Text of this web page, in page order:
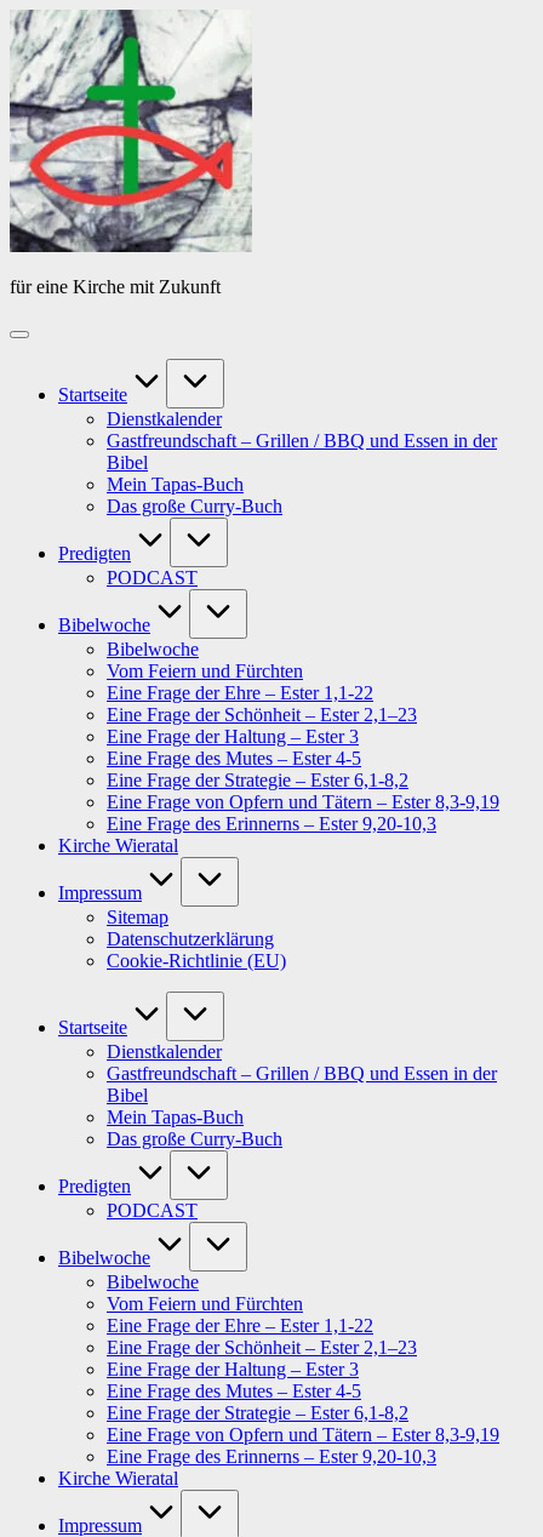
Skip
to
content
von
PfarrerB
für eine Kirche mit Zukunft
Startseite
Dienstkalender
Gastfreundschaft – Grillen / BBQ und Essen in der
Bibel
Mein Tapas-Buch
Das große Curry-Buch
Predigten
PODCAST
Bibelwoche
Bibelwoche
Vom Feiern und Fürchten
Eine Frage der Ehre – Ester 1,1-22
Eine Frage der Schönheit – Ester 2,1–23
Eine Frage der Haltung – Ester 3
Eine Frage des Mutes – Ester 4-5
Eine Frage der Strategie – Ester 6,1-8,2
Eine Frage von Opfern und Tätern – Ester 8,3-9,19
Eine Frage des Erinnerns – Ester 9,20-10,3
Kirche Wieratal
Impressum
Sitemap
Datenschutzerklärung
Cookie-Richtlinie (EU)
Startseite
Dienstkalender
Gastfreundschaft – Grillen / BBQ und Essen in der
Bibel
Mein Tapas-Buch
Das große Curry-Buch
Predigten
PODCAST
Bibelwoche
Bibelwoche
Vom Feiern und Fürchten
Eine Frage der Ehre – Ester 1,1-22
Eine Frage der Schönheit – Ester 2,1–23
Eine Frage der Haltung – Ester 3
Eine Frage des Mutes – Ester 4-5
Eine Frage der Strategie – Ester 6,1-8,2
Eine Frage von Opfern und Tätern – Ester 8,3-9,19
Eine Frage des Erinnerns – Ester 9,20-10,3
Kirche Wieratal
Impressum